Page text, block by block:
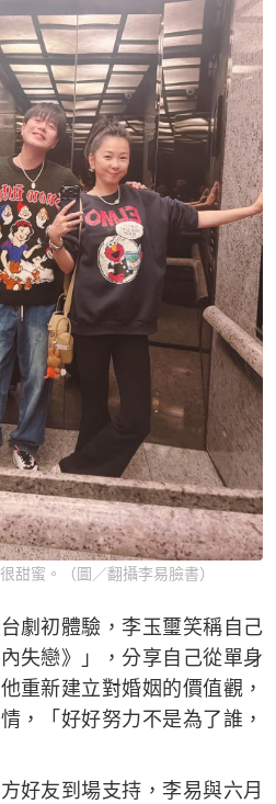
甜蜜。（圖／翻攝李易臉書）
劇初體驗，李玉璽笑稱自己
失戀》」，分享自己從單身
重新建立對婚姻的價值觀，
，「好好努力不是為了誰，
好友到場支持，李易與六月